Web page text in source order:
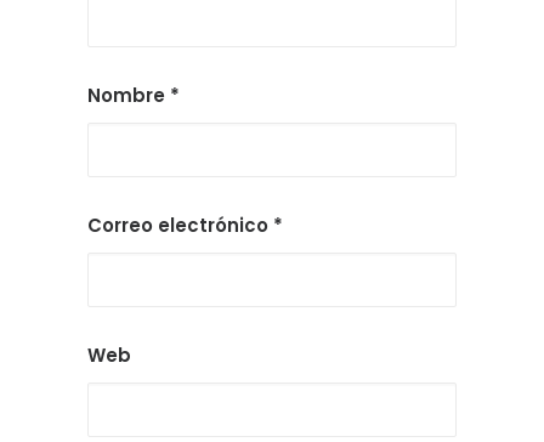
Nombre *
Correo electrónico *
Web